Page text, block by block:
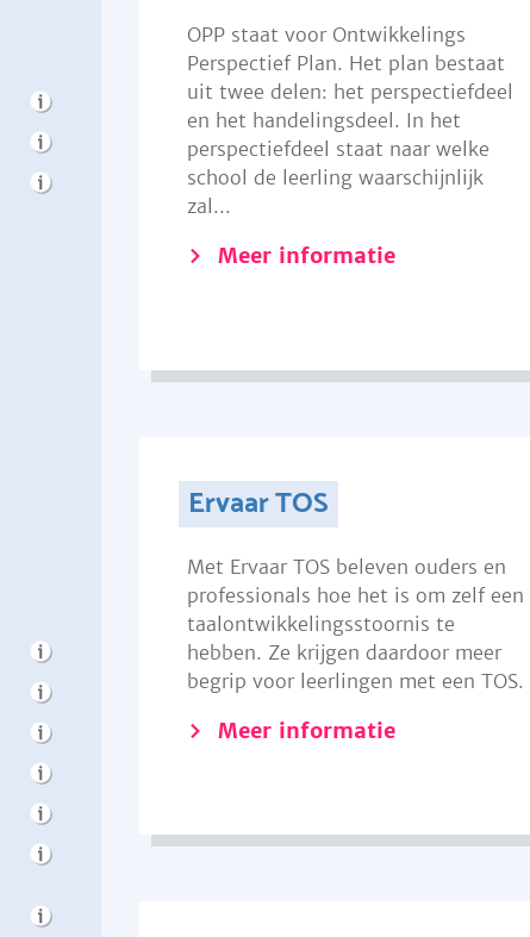
OPP staat voor Ontwikkelings
Perspectief Plan. Het plan bestaat
uit twee delen: het perspectiefdeel
en het handelingsdeel. In het
perspectiefdeel staat naar welke
school de leerling waarschijnlijk
zal...
Meer informatie
Ervaar TOS
Met Ervaar TOS beleven ouders en
professionals hoe het is om zelf een
taalontwikkelingsstoornis te
hebben. Ze krijgen daardoor meer
begrip voor leerlingen met een TOS.
Meer informatie